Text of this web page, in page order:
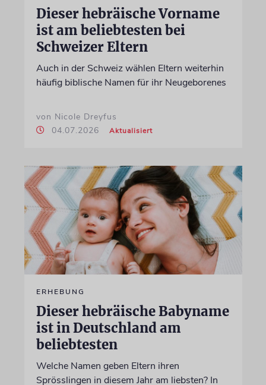
Dieser hebräische Vorname
ist am beliebtesten bei
Schweizer Eltern
Auch in der Schweiz wählen Eltern weiterhin
häufig biblische Namen für ihr Neugeborenes
von Nicole Dreyfus
04.07.2026
Aktualisiert
ERHEBUNG
Dieser hebräische Babyname
ist in Deutschland am
beliebtesten
Welche Namen geben Eltern ihren
Sprösslingen in diesem Jahr am liebsten? In